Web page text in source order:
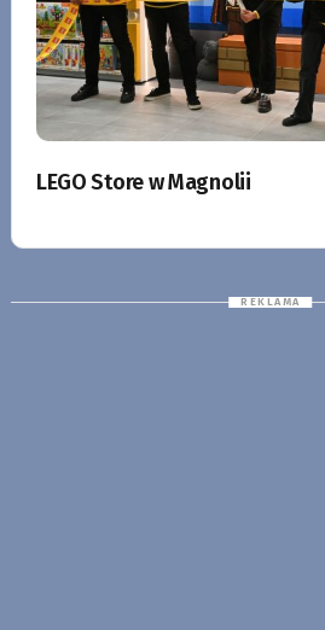
LEGO Store w Magnolii